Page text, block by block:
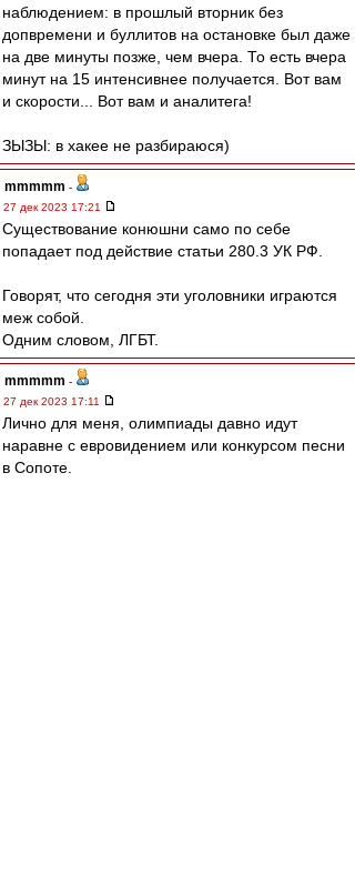
наблюдением: в прошлый вторник без
допвремени и буллитов на остановке был даже
на две минуты позже, чем вчера. То есть вчера
минут на 15 интенсивнее получается. Вот вам
и скорости... Вот вам и аналитега!
ЗЫЗЫ: в хакее не разбираюся)
mmmmm -
27 дек 2023 17:21
Существование конюшни само по себе
попадает под действие статьи 280.3 УК РФ.
Говорят, что сегодня эти уголовники играются
меж собой.
Одним словом, ЛГБТ.
mmmmm -
27 дек 2023 17:11
Лично для меня, олимпиады давно идут
наравне с евровидением или конкурсом песни
в Сопоте.